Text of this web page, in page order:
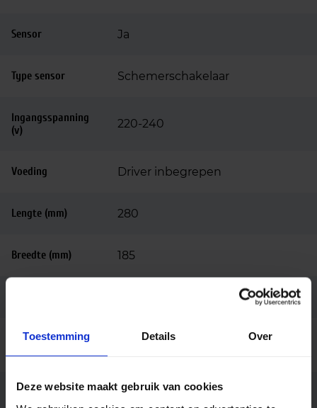
Toestemming Details Over
Deze website maakt gebruik van cookies
Sensor Ja
Type sensor Schemerschakelaar
Ingangsspanning
(v)
220-240
Voeding Driver inbegrepen
Lengte (mm) 280
Breedte (mm) 185
Bedrijfstemperatu
-20 tot +35
Behuizing Polycarbonaat